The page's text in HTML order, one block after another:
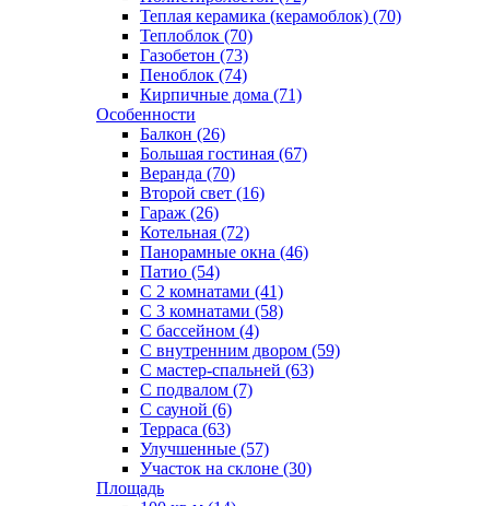
Теплая керамика (керамоблок) (70)
Теплоблок (70)
Газобетон (73)
Пеноблок (74)
Кирпичные дома (71)
Особенности
Балкон (26)
Большая гостиная (67)
Веранда (70)
Второй свет (16)
Гараж (26)
Котельная (72)
Панорамные окна (46)
Патио (54)
С 2 комнатами (41)
С 3 комнатами (58)
С бассейном (4)
С внутренним двором (59)
С мастер-спальней (63)
С подвалом (7)
С сауной (6)
Терраса (63)
Улучшенные (57)
Участок на склоне (30)
Площадь